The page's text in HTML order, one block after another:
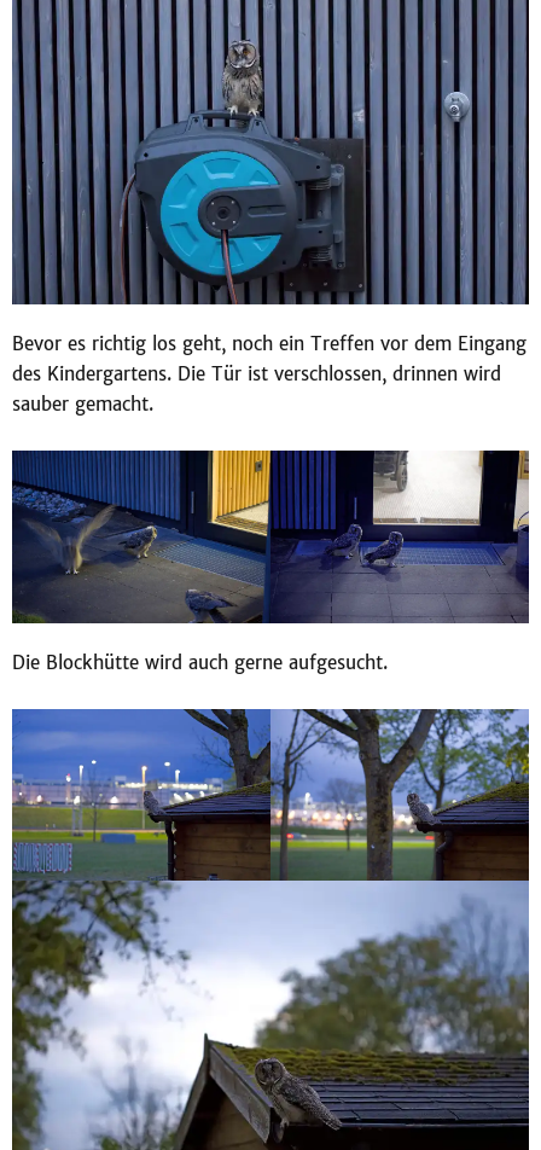
Bevor es richtig los geht, noch ein Treffen vor dem Eingang
des Kindergartens. Die Tür ist verschlossen, drinnen wird
sauber gemacht.
Die Blockhütte wird auch gerne aufgesucht.